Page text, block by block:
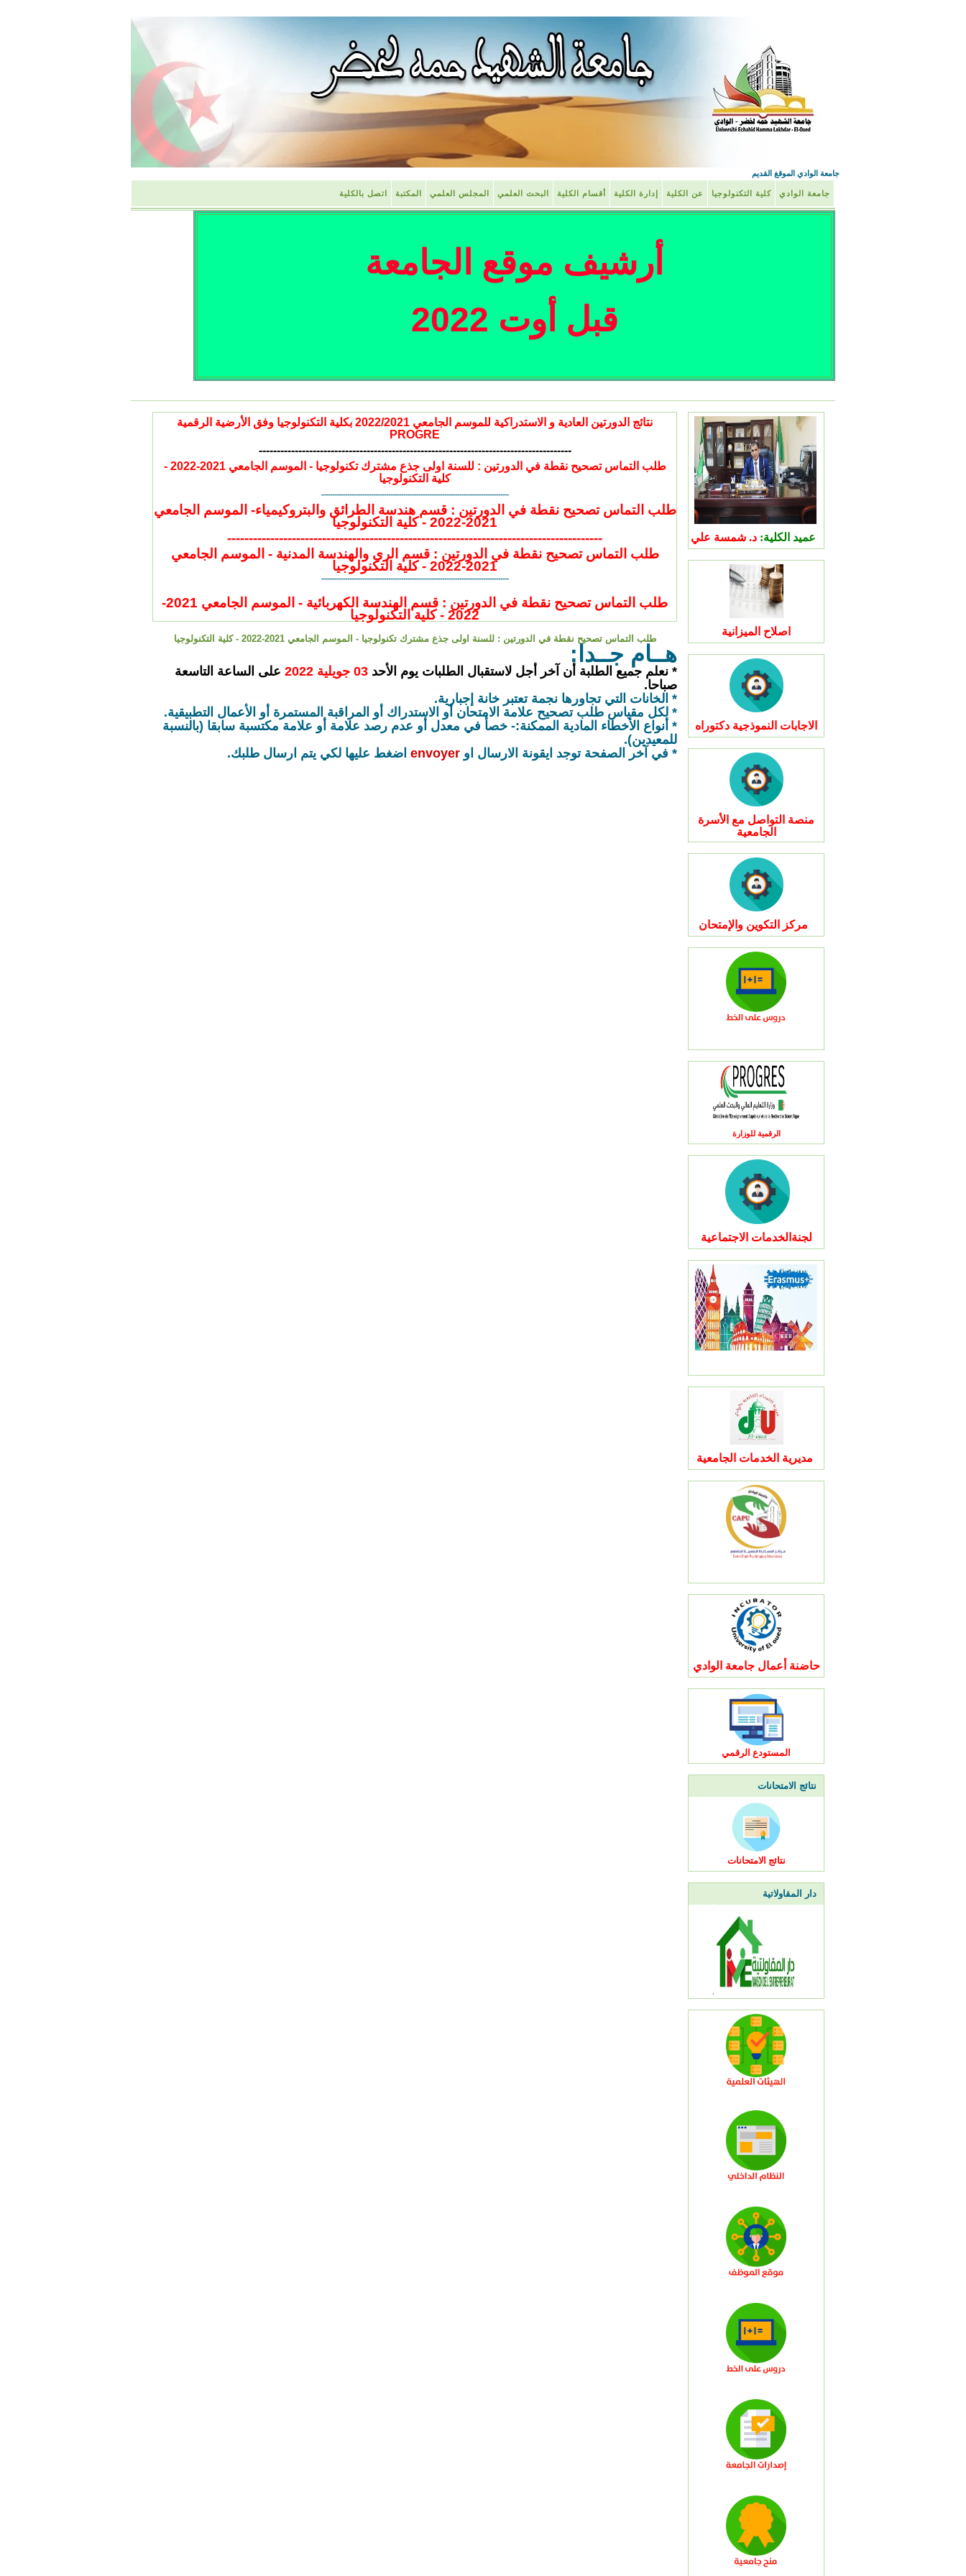
جامعة الوادي الموقغ القديم
جامعة الوادي كلية التكنولوجيا عن الكلية إدارة الكلية أقسام الكلية البحث العلمي المجلس العلمي المكتبة اتصل بالكلية
أرشيف موقع الجامعة
قبل أوت 2022
عميد الكلية: د. شمسة علي
اصلاح الميزانية
الاجابات النموذجية دكتوراه
منصة التواصل مع الأسرة
الجامعية
مركز التكوين والإمتحان
الرقمية للوزارة
لجنةالخدمات الاجتماعية
مديرية الخدمات الجامعية
حاضنة أعمال جامعة الوادي
المستودع الرقمي
نتائج الامتحانات
نتائج الامتحانات
دار المقاولاتية
نتائج الدورتين العادية و الاستدراكية للموسم الجامعي 2022/2021 بكلية التكنولوجيا وفق الأرضية الرقمية
PROGRE
---------------------------------------------------------------------------------------
طلب التماس تصحيح نقطة في الدورتين : للسنة اولى جذع مشترك تكنولوجيا - الموسم الجامعي 2021-2022 -
كلية التكنولوجيا
---------------------------------------------------------------------------------------
طلب التماس تصحيح نقطة في الدورتين : قسم هندسة الطرائق والبتروكيمياء- الموسم الجامعي
2021-2022 - كلية التكنولوجيا
---------------------------------------------------------------------------------------
طلب التماس تصحيح نقطة في الدورتين : قسم الري والهندسة المدنية - الموسم الجامعي
2021-2022 - كلية التكنولوجيا
---------------------------------------------------------------------------------------
طلب التماس تصحيح نقطة في الدورتين : قسم الهندسة الكهربائية - الموسم الجامعي 2021-
2022 - كلية التكنولوجيا
طلب التماس تصحيح نقطة في الدورتين : للسنة اولى جذع مشترك تكنولوجيا - الموسم الجامعي 2021-2022 - كلية التكنولوجيا
هــام جــدا:
* نعلم جميع الطلبة أن آخر أجل لاستقبال الطلبات يوم الأحد 03 جويلية 2022
على الساعة التاسعة
صباحا.
* الخانات التي تجاورها نجمة تعتبر خانة إجبارية.
* لكل مقياس طلب تصحيح علامة الامتحان أو الاستدراك أو المراقبة المستمرة أو الأعمال التطبيقية.
* أنواع الأخطاء المادية الممكنة:- خصأ في معدل أو عدم رصد علامة أو علامة مكتسبة سابقا (بالنسبة
للمعيدين).
* في آخر الصفحة توجد ايقونة الارسال او envoyer اضغط عليها لكي يتم ارسال طلبك.